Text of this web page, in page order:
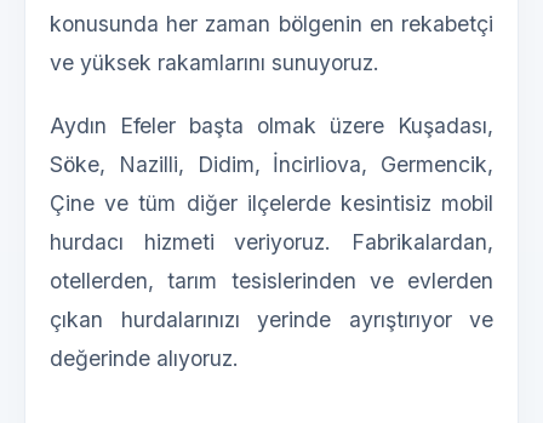
konusunda her zaman bölgenin en rekabetçi
ve yüksek rakamlarını sunuyoruz.
Aydın Efeler başta olmak üzere Kuşadası,
Söke, Nazilli, Didim, İncirliova, Germencik,
Çine ve tüm diğer ilçelerde kesintisiz mobil
hurdacı hizmeti veriyoruz. Fabrikalardan,
otellerden, tarım tesislerinden ve evlerden
çıkan hurdalarınızı yerinde ayrıştırıyor ve
değerinde alıyoruz.